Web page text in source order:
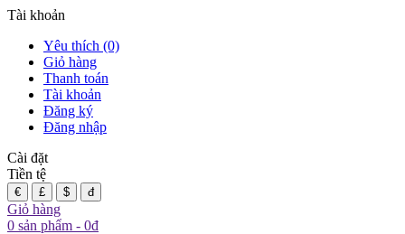
Tài khoản
Yêu thích (0)
Giỏ hàng
Thanh toán
Tài khoản
Đăng ký
Đăng nhập
Cài đặt
Tiền tệ
€ £ $ đ
Giỏ hàng
0 sản phẩm - 0đ